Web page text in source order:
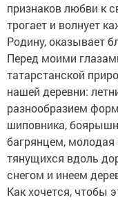
признаков любви к
трогает и волнует
Родину, оказывает
Перед моими
татарстанской
нашей деревни:
разнообразием
шиповника,
багрянцем, молодая
тянущихся вдоль
снегом и инеем
Как хочется, чтобы